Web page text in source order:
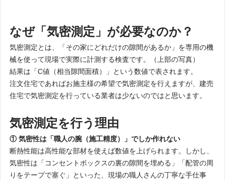
なぜ「気密測定」が必要なのか？
気密測定とは、「その家にどれだけの隙間があるか」を専用の機
械を使って現場で実際に計測する検査です。（上部の写真）
結果は「C値（相当隙間面積）」という数値で表されます。
注文住宅であればお施主様の希望で気密測定を行えますが、建売
住宅で気密測定を行っている業者は少ないのではと思います。
気密測定を行う理由
① 気密性は「職人の腕（施工精度）」でしか作れない
断熱性能は高性能な部材を使えば数値を上げられます。しかし、
気密性は「コンセントボックスの裏の隙間を埋める」「配管の周
りをテープで塞ぐ」といった、現場の職人さんの丁寧な手仕事